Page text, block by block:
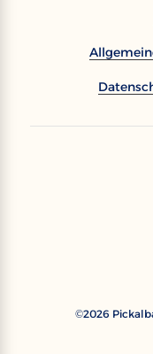
©2026